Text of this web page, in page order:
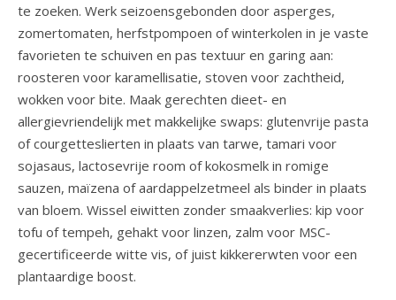
te zoeken. Werk seizoensgebonden door asperges,
zomertomaten, herfstpompoen of winterkolen in je vaste
favorieten te schuiven en pas textuur en garing aan:
roosteren voor karamellisatie, stoven voor zachtheid,
wokken voor bite. Maak gerechten dieet- en
allergievriendelijk met makkelijke swaps: glutenvrije pasta
of courgetteslierten in plaats van tarwe, tamari voor
sojasaus, lactosevrije room of kokosmelk in romige
sauzen, maïzena of aardappelzetmeel als binder in plaats
van bloem. Wissel eiwitten zonder smaakverlies: kip voor
tofu of tempeh, gehakt voor linzen, zalm voor MSC-
gecertificeerde witte vis, of juist kikkererwten voor een
plantaardige boost.